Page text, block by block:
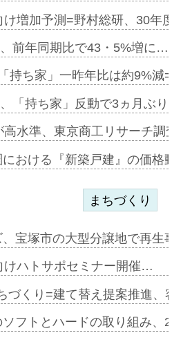
け増加予測=野村総研、30年
前年同期比で43・5%増に…
持ち家」一昨年比は約9%
「持ち家」反動で3ヵ月ぶ
高水準、東京商工リサーチ
おける『新築戸建』の価
まちづくり
宝塚市の大型分譲地で再
けハトサポセミナー開催…
づくり=建て替え提案推進
フトとハードの取り組み